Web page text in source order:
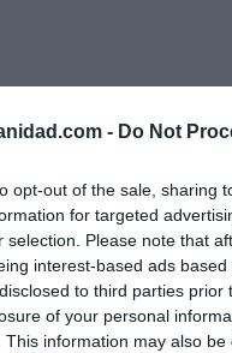
- Do Not
opt-out of the sale, sharing
for targeted
selection. Please note that
interest-based ads
to third parties
of your personal
This information may also
DE ACTUALIDAD SOBRE
este
newsletter y recibe
destacado de